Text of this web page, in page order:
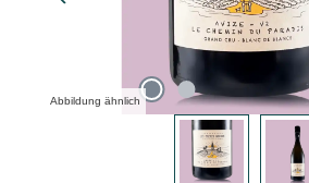
Abbildung ähnlich